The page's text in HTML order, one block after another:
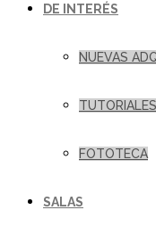
DE INTERÉS
NUEVAS
TUTORIALES
FOTOTECA
SALAS